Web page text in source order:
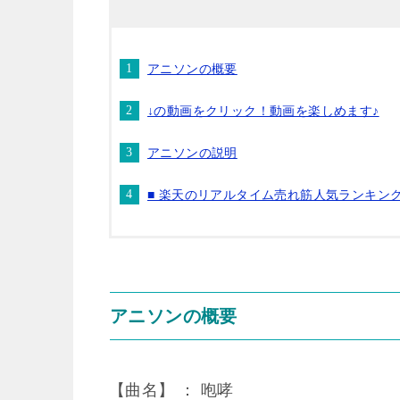
アニソンの概要
↓の動画をクリック！動画を楽しめます♪
アニソンの説明
■ 楽天のリアルタイム売れ筋人気ランキン
アニソンの概要
【曲名】 ： 咆哮